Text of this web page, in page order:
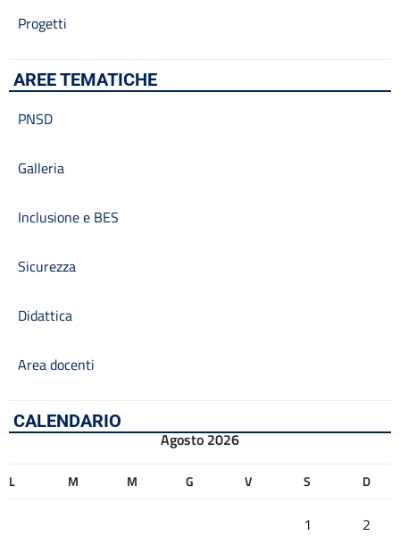
Progetti
AREE TEMATICHE
PNSD
Galleria
Inclusione e BES
Sicurezza
Didattica
Area docenti
CALENDARIO
Agosto 2026
L M M G V S D
1 2